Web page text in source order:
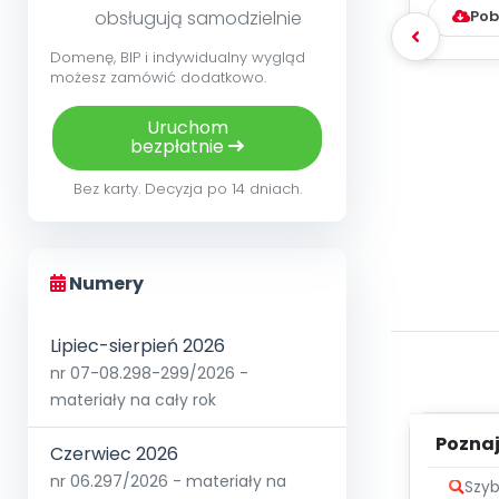
obsługują samodzielnie
Domenę, BIP i indywidualny wygląd
możesz zamówić dodatkowo.
Uruchom
bezpłatnie
Bez karty. Decyzja po 14 dniach.
Numery
Lipiec-sierpień 2026
nr 07-08.298-299/2026 -
materiały na cały rok
Czerwiec 2026
nr 06.297/2026 - materiały na